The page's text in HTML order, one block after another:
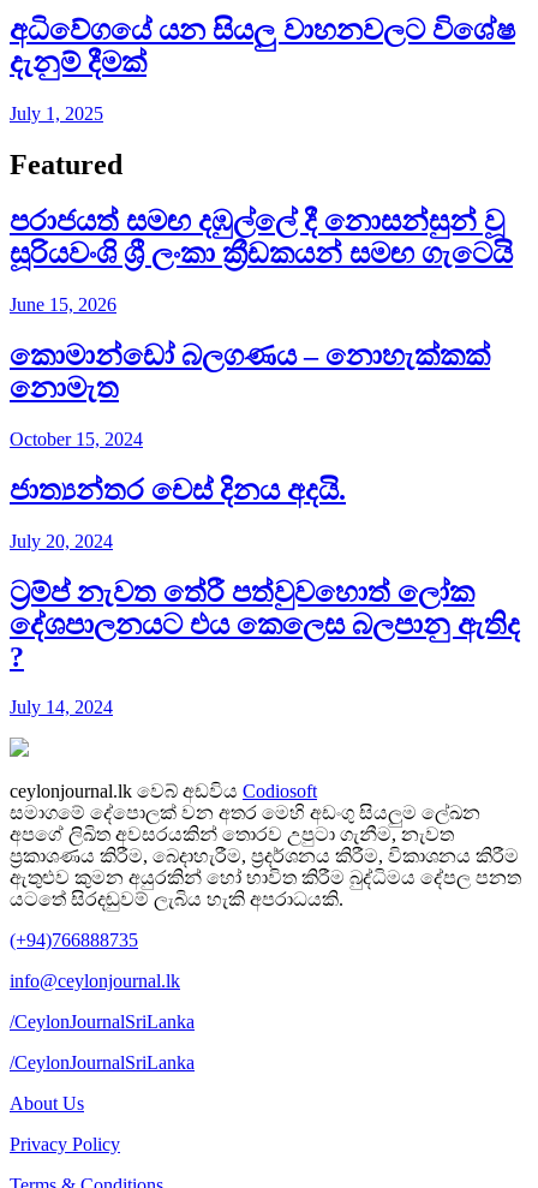
අධිවේගයේ යන සියලු වාහනවලට විශේෂ
දැනුම් දීමක්
July 1, 2025
Featured
පරාජයත් සමඟ දඹුල්ලේ දී නොසන්සුන් වූ
සූරියවංශි ශ්‍රී ලංකා ක්‍රීඩකයන් සමඟ ගැටෙයි
June 15, 2026
කොමාන්ඩෝ බලගණය – නොහැක්කක්
නොමැත​
October 15, 2024
ජාත්‍යන්තර චෙස් දිනය අදයි.
July 20, 2024
ට්‍රම්ප් නැවත තේරී පත්වුවහොත් ලෝක
දේශපාලනයට එය කෙලෙස බලපානු ඇතිද​
?
July 14, 2024
ceylonjournal.lk වෙබ් අඩවිය Codiosoft
සමාගමේ දේපොලක් වන අතර මෙහි අඩංගු සියලුම ලේඛන
අපගේ ලිඛිත අවසරයකින් තොරව උපුටා ගැනීම, නැවත
ප්‍රකාශණය කිරීම, බෙදාහැරීම, ප්‍රදර්ශනය කිරීම, විකාශනය කිරීම
ඇතුළුව කුමන අයුරකින් හෝ භාවිත කිරීම බුද්ධිමය දේපල පනත
යටතේ සිරදඬුවම් ලැබිය හැකි අපරාධයකි.
(+94)766888735
info@ceylonjournal.lk
/CeylonJournalSriLanka
/CeylonJournalSriLanka
About Us
Privacy Policy